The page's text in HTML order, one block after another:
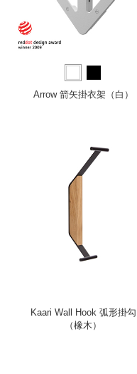
Arrow 箭矢掛衣架（白）
Kaari Wall Hook 弧形掛勾
（橡木）